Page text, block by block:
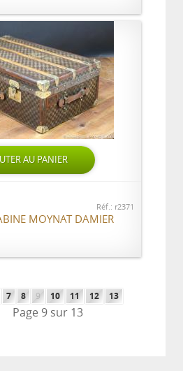
AU PANIER
Réf.: r2371
MOYNAT DAMIER
7 8 9 10 11 12
13
Page 9 sur 13